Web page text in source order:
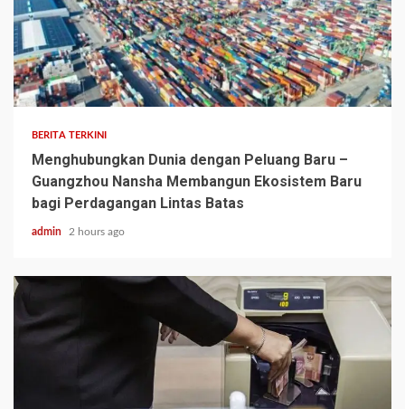
BERITA TERKINI
Menghubungkan Dunia dengan Peluang Baru –
Guangzhou Nansha Membangun Ekosistem Baru
bagi Perdagangan Lintas Batas
admin 2 hours ago